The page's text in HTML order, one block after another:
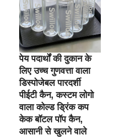
पेय पदार्थों की दुकान के
लिए उच्च गुणवत्ता वाला
डिस्पोजेबल पारदर्शी
पीईटी कैन, कस्टम लोगो
वाला कोल्ड ड्रिंक कप
केक बॉटल पॉप कैन,
आसानी से खुलने वाले